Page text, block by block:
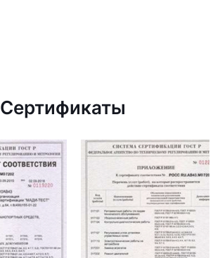
Сертификаты